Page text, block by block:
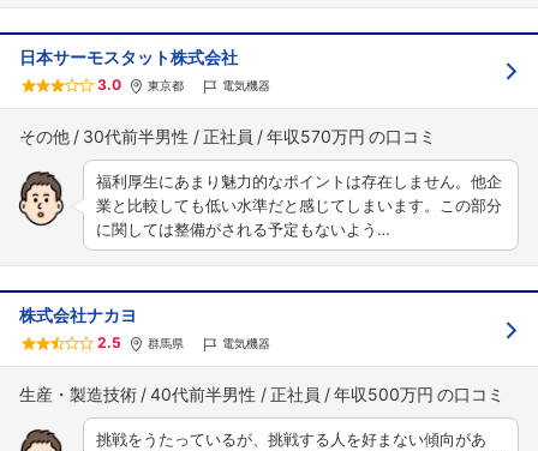
日本サーモスタット株式会社
3.0 東京都 電気機器
その他 30代前半男性 正社員 年収570万円
福利厚生にあまり魅力的なポイントは存在しません。他企
業と比較しても低い水準だと感じてしまいます。この部分
に関しては整備がされる予定もないよう…
株式会社ナカヨ
2.5 群馬県 電気機器
生産・製造技術 40代前半男性 正社員 年収500万円
挑戦をうたっているが、挑戦する人を好まない傾向があ